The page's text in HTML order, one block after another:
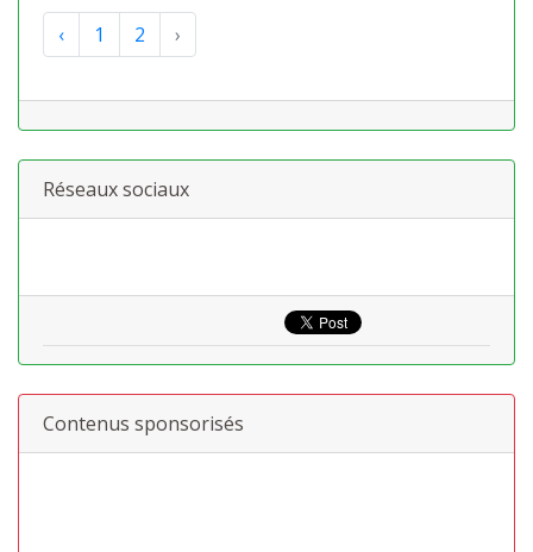
‹ 1 2 ›
Réseaux sociaux
Contenus sponsorisés